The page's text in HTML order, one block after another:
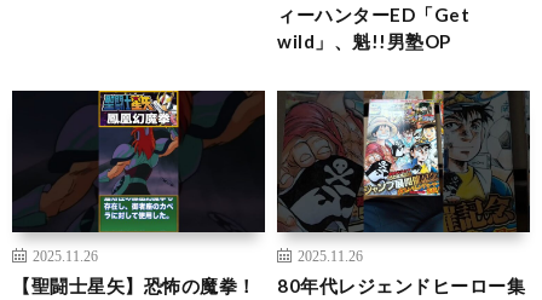
ィーハンターED「Get
wild」、魁!!男塾OP
2025.11.26
【聖闘士星矢】恐怖の魔拳！
2025.11.26
80年代レジェンドヒーロー集